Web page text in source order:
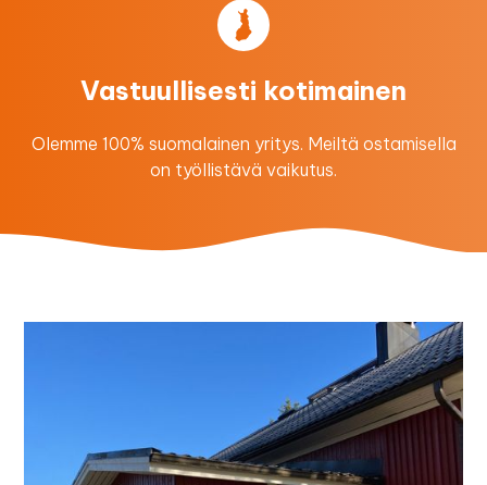
Vastuullisesti kotimainen
Olemme 100% suomalainen yritys. Meiltä ostamisella
on työllistävä vaikutus.